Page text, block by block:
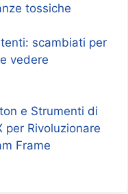
tossiche
scambiati per
vedere
e Strumenti di
per Rivoluzionare
Frame